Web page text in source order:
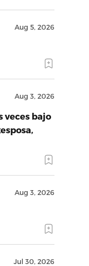
Aug 5, 2026
Aug 3, 2026
veces bajo
Aug 3, 2026
Jul 30, 2026